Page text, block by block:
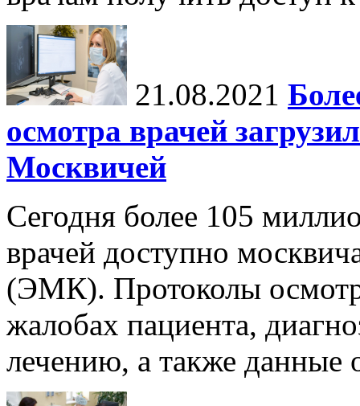
21.08.2021
осмотра врачей
Москвичей
Сегодня более 105
врачей доступно
(ЭМК). Протоколы
жалобах пациента,
лечению, а также данные